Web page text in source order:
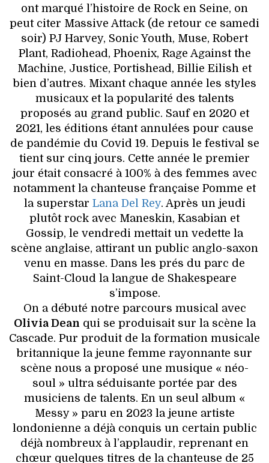
ont marqué l’histoire de Rock en Seine, on
peut citer Massive Attack (de retour ce samedi
soir) PJ Harvey, Sonic Youth, Muse, Robert
Plant, Radiohead, Phoenix, Rage Against the
Machine, Justice, Portishead, Billie Eilish et
bien d’autres. Mixant chaque année les styles
musicaux et la popularité des talents
proposés au grand public. Sauf en 2020 et
2021, les éditions étant annulées pour cause
de pandémie du Covid 19. Depuis le festival se
tient sur cinq jours. Cette année le premier
jour était consacré à 100% à des femmes avec
notamment la chanteuse française Pomme et
la superstar Lana Del Rey. Après un jeudi
plutôt rock avec Maneskin, Kasabian et
Gossip, le vendredi mettait un vedette la
scène anglaise, attirant un public anglo-saxon
venu en masse. Dans les prés du parc de
Saint-Cloud la langue de Shakespeare
s’impose.
On a débuté notre parcours musical avec
Olivia Dean qui se produisait sur la scène la
Cascade. Pur produit de la formation musicale
britannique la jeune femme rayonnante sur
scène nous a proposé une musique « néo-
soul » ultra séduisante portée par des
musiciens de talents. En un seul album «
Messy » paru en 2023 la jeune artiste
londonienne a déjà conquis un certain public
déjà nombreux à l’applaudir, reprenant en
chœur quelques titres de la chanteuse de 25